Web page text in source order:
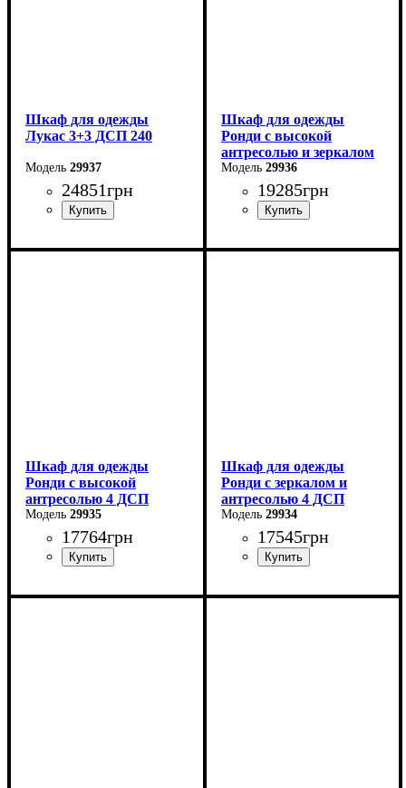
Шкаф для одежды
Лукас 3+3 ДСП 240
29937
24851грн
Ширина: 240 см
Шкаф для одежды
Ронди с высокой
антресолью и зеркалом
4 ДСП 29936
19285грн
Ширина: 160 см
Шкаф для одежды
Ронди с высокой
антресолью 4 ДСП
29935
17764грн
Ширина: 160 см
Шкаф для одежды
Ронди с зеркалом и
антресолью 4 ДСП
29934
17545грн
Ширина: 160 см